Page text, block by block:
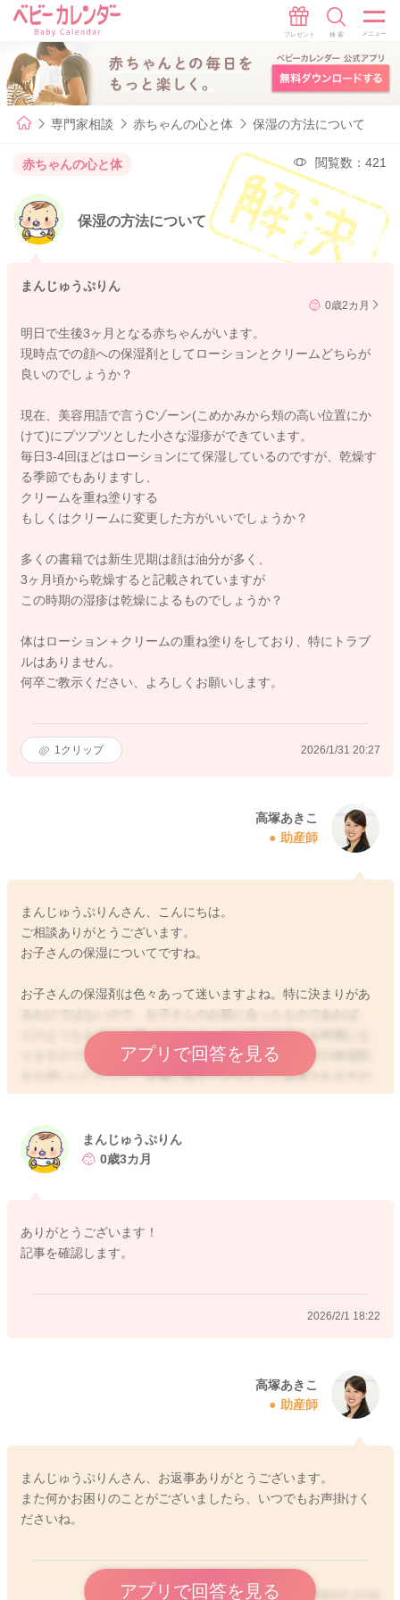
専門家相談 赤ちゃんの心と体 保湿の方法について
赤ちゃんの心と体 閲覧数：421
保湿の方法について
まんじゅうぷりん
0歳2カ月
明日で生後3ヶ月となる赤ちゃんがいます。
現時点での顔への保湿剤としてローションとクリームどちらが
良いのでしょうか？
現在、美容用語で言うCゾーン(こめかみから頬の高い位置にか
けて)にプツプツとした小さな湿疹ができています。
毎日3-4回ほどはローションにて保湿しているのですが、乾燥す
る季節でもありますし、
クリームを重ね塗りする
もしくはクリームに変更した方がいいでしょうか？
多くの書籍では新生児期は顔は油分が多く、
3ヶ月頃から乾燥すると記載されていますが
この時期の湿疹は乾燥によるものでしょうか？
体はローション＋クリームの重ね塗りをしており、特にトラブ
ルはありません。
何卒ご教示ください、よろしくお願いします。
1 クリップ 2026/1/31 20:27
高塚あきこ
助産師
まんじゅうぷりんさん、こんにちは。
ご相談ありがとうございます。
お子さんの保湿についてですね。
お子さんの保湿剤は色々あって迷いますよね。特に決まりがあ
るわけではないので、お子さんのお肌に合ったものであれば、
どのようなものでも構いませんが、今は特に乾燥する時期にな
りますので、油分の多い軟膏タイプやクリームタイプの保湿剤
をお使いいただくと、皮膚に膜ができるように保護されますの
で、特にお肌トラブルがある時には良いかもしれませんね。
ご覧くださいね。
https://baby-calendar.jp/knowledge/baby/1352
アプリで回答を見る
まんじゅうぷりん
0歳3カ月
ありがとうございます！
記事を確認します。
2026/2/1 18:22
高塚あきこ
助産師
まんじゅうぷりんさん、お返事ありがとうございます。
また何かお困りのことがございましたら、いつでもお声掛けく
ださいね。
アプリで回答を見る 2026/2/1 23:54